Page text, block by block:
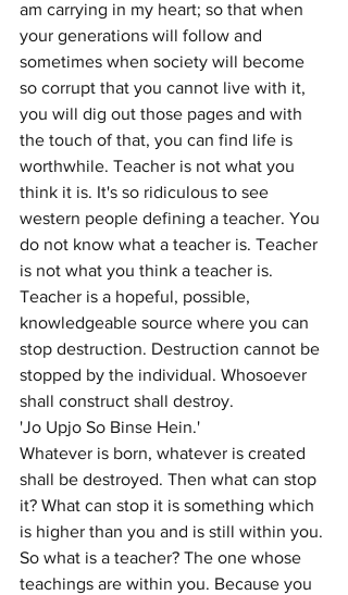
am carrying in my heart; so that when
your generations will follow and
sometimes when society will become
so corrupt that you cannot live with it,
you will dig out those pages and with
the touch of that, you can find life is
worthwhile. Teacher is not what you
think it is. It's so ridiculous to see
western people defining a teacher. You
do not know what a teacher is. Teacher
is not what you think a teacher is.
Teacher is a hopeful, possible,
knowledgeable source where you can
stop destruction. Destruction cannot be
stopped by the individual. Whosoever
shall construct shall destroy.
'Jo Upjo So Binse Hein.'
Whatever is born, whatever is created
shall be destroyed. Then what can stop
it? What can stop it is something which
is higher than you and is still within you.
So what is a teacher? The one whose
teachings are within you. Because you